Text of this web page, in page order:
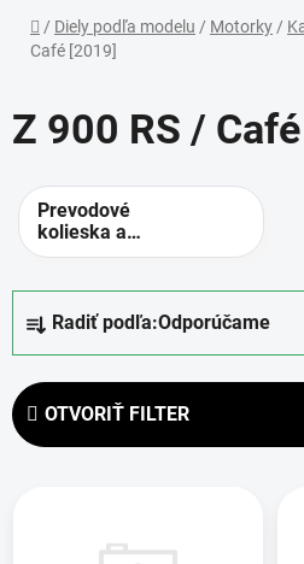
Domov
/ Diely podľa modelu / Motorky /
Café [2019]
Z 900 RS /
Prevodové
kolieska a
rozety -
prevody
e
n
Radiť podľa:Odporúčame
OTVORIŤ FILTER